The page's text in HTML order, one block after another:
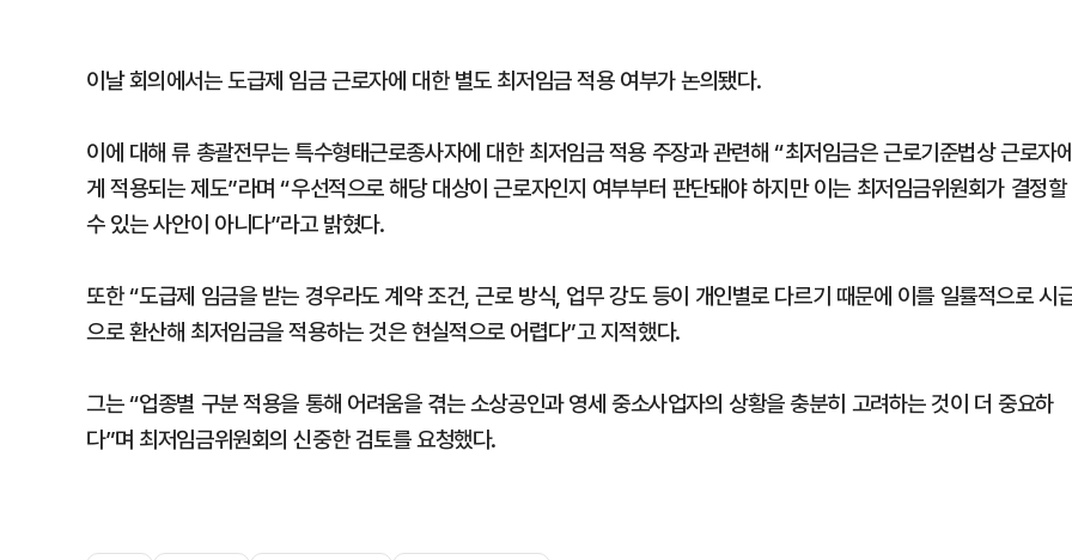
이날 회의에서는 도급제 임금 근로자에 대한 별도 최저임금 적용 여부가 논의됐다.
이에 대해 류 총괄전무는 특수형태근로종사자에 대한 최저임금 적용 주장과 관련해 “최저임금은 근로기준법상 근로자
게 적용되는 제도”라며 “우선적으로 해당 대상이 근로자인지 여부부터 판단돼야 하지만 이는 최저임금위원회가 결정할
수 있는 사안이 아니다”라고 밝혔다.
또한 “도급제 임금을 받는 경우라도 계약 조건, 근로 방식, 업무 강도 등이 개인별로 다르기 때문에 이를 일률적으로 시
으로 환산해 최저임금을 적용하는 것은 현실적으로 어렵다”고 지적했다.
그는 “업종별 구분 적용을 통해 어려움을 겪는 소상공인과 영세 중소사업자의 상황을 충분히 고려하는 것이 더 중요하
다”며 최저임금위원회의 신중한 검토를 요청했다.